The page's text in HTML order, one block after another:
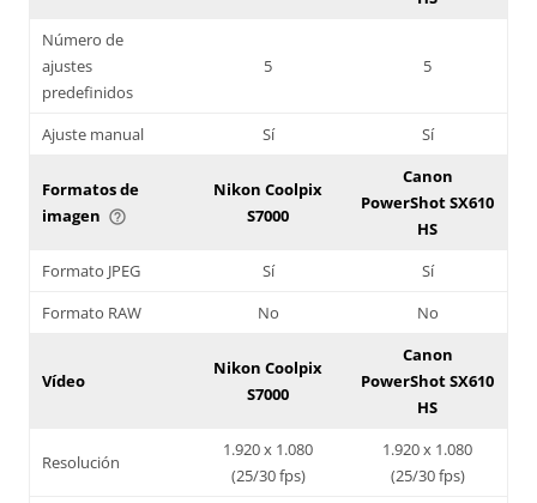
Número de
ajustes
predefinidos
5 5
Ajuste manual Sí Sí
Formatos de
imagen help_outline
Nikon Coolpix
S7000
Canon
PowerShot SX610
HS
Formato JPEG
Sí
Sí
Formato RAW
No No
Vídeo
Nikon Coolpix
S7000
Canon
PowerShot SX610
HS
Resolución
1.920 x 1.080
(25/30 fps)
1.920 x 1.080
(25/30 fps)